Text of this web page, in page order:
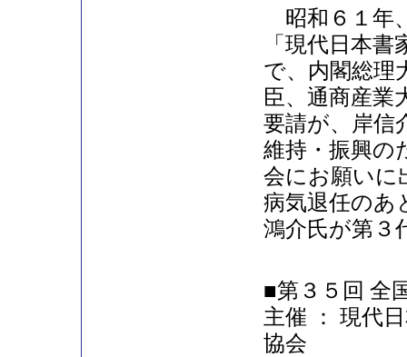
昭和６１年
「現代日本
で、内閣総理
臣、通商産業
要請が、岸信
維持・振興の
会にお願いに
病気退任のあ
鴻介氏が第３
■第３５回 全
主催 ： 現代
協会